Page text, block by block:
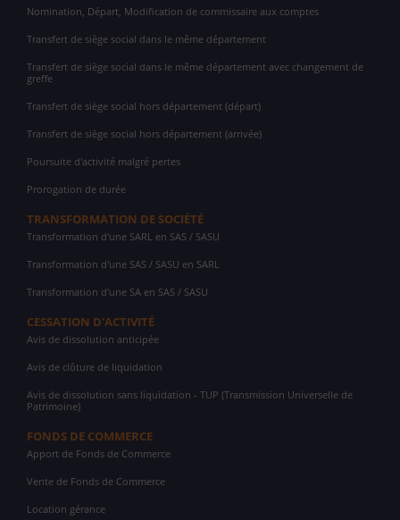
Nomination, Départ, Modification de commissaire aux comptes
Transfert de siège social dans le même département
Transfert de siège social dans le même département avec changement de
greffe
Transfert de siège social hors département (départ)
Transfert de siège social hors département (arrivée)
Poursuite d'activité malgré pertes
Prorogation de durée
TRANSFORMATION DE SOCIÉTÉ
Transformation d'une SARL en SAS / SASU
Transformation d'une SAS / SASU en SARL
Transformation d'une SA en SAS / SASU
CESSATION D'ACTIVITÉ
Avis de dissolution anticipée
Avis de clôture de liquidation
Avis de dissolution sans liquidation - TUP (Transmission Universelle de
Patrimoine)
FONDS DE COMMERCE
Apport de Fonds de Commerce
Vente de Fonds de Commerce
Location gérance